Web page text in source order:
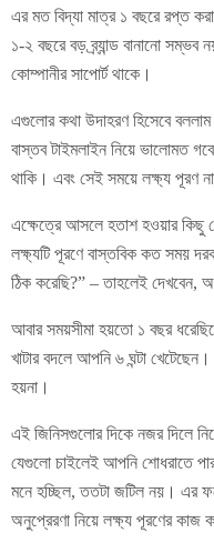
এর মত বিদ্যা মাত্র ১ বছরে রপ্ত
১-২ বছরে বড় ব্র্যান্ড বানানো
কোম্পানীর সাপোর্ট থাকে।
এগুলোর কথা উদাহরণ হিসেবে
বাস্তব টাইমলাইন নিয়ে ভালোমত
থাকি। এবং সেই সময়ে লক্ষ্য পূরণ
এক্ষেত্রে আসলে হতাশ হওয়ার কিছু
লক্ষ্যটি পূরণে বাস্তবিক কত সময়
ঠিক করেছি?” – তাহলেই দেখবেন,
আবার সময়সীমা হয়তো ১ বছর
খাটার বদলে আপনি ৬ ঘন্টা
হয়না।
এই জিনিসগুলোর দিকে নজর দিলে
যেগুলো চাইলেই আপনি শোধরাতে
মনে হচ্ছিল, ততটা জটিল নয়। এর
অনুপ্রেরণা নিয়ে লক্ষ্য পূরণের কাজ